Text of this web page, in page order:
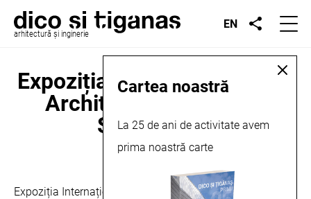
arhitectură și inginerie
EN
Expoziția Internațională 100
Architects of the Year,
Seoul, 2020
decembrie 24, 2020
Expoziția Internațională 100 Architects of the Year este o
Cartea noastră
La 25 de ani de activitate avem
prima noastră carte